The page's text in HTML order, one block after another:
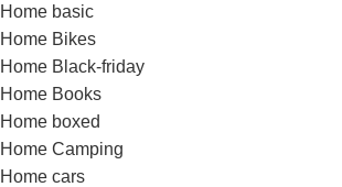
Home basic
Home Bikes
Home Black-friday
Home Books
Home boxed
Home Camping
Home cars